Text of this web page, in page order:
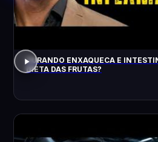
CURANDO ENXAQUECA E
DIETA DAS FRUTAS?